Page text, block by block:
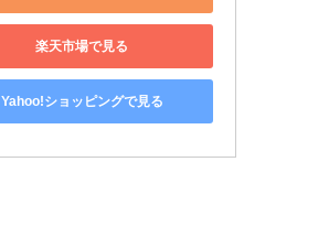
楽天市場で見る
Yahoo!ショッピングで見る